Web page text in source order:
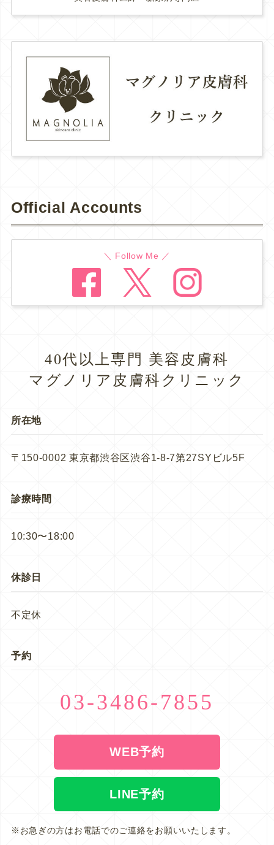
Official Accounts
＼ Follow Me ／
40代以上専門 美容皮膚科
マグノリア皮膚科クリニック
所在地
〒150-0002 東京都渋谷区渋谷1-8-7第27SYビル5F
診療時間
10:30〜18:00
休診日
不定休
予約
03-3486-7855
WEB予約
LINE予約
※お急ぎの方はお電話でのご連絡をお願いいたします。